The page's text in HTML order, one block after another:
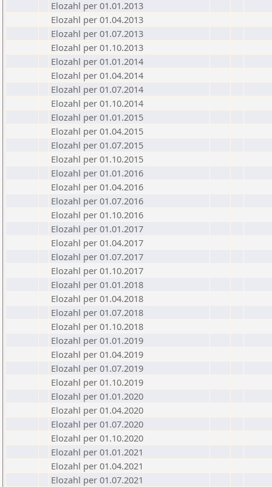
Elozahl per 01.01.2013
Elozahl per 01.04.2013
Elozahl per 01.07.2013
Elozahl per 01.10.2013
Elozahl per 01.01.2014
Elozahl per 01.04.2014
Elozahl per 01.07.2014
Elozahl per 01.10.2014
Elozahl per 01.01.2015
Elozahl per 01.04.2015
Elozahl per 01.07.2015
Elozahl per 01.10.2015
Elozahl per 01.01.2016
Elozahl per 01.04.2016
Elozahl per 01.07.2016
Elozahl per 01.10.2016
Elozahl per 01.01.2017
Elozahl per 01.04.2017
Elozahl per 01.07.2017
Elozahl per 01.10.2017
Elozahl per 01.01.2018
Elozahl per 01.04.2018
Elozahl per 01.07.2018
Elozahl per 01.10.2018
Elozahl per 01.01.2019
Elozahl per 01.04.2019
Elozahl per 01.07.2019
Elozahl per 01.10.2019
Elozahl per 01.01.2020
Elozahl per 01.04.2020
Elozahl per 01.07.2020
Elozahl per 01.10.2020
Elozahl per 01.01.2021
Elozahl per 01.04.2021
Elozahl per 01.07.2021